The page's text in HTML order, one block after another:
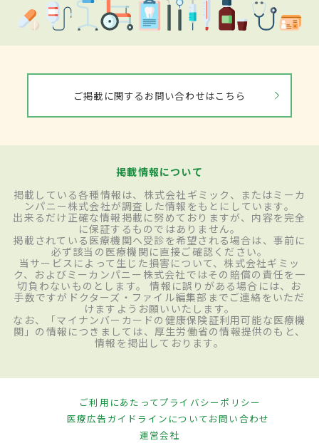
ご掲載に関するお問い合わせはこちら
掲載情報について
掲載している各種情報は、株式会社ギミック、またはミーカ
ンパニー株式会社が調査した情報をもとにしています。
出来るだけ正確な情報掲載に努めておりますが、内容を完全
に保証するものではありません。
掲載されている医療機関へ受診を希望される場合は、事前に
必ず該当の医療機関に直接ご確認ください。
当サービスによって生じた損害について、株式会社ギミッ
ク、およびミーカンパニー株式会社ではその賠償の責任を一
切負わないものとします。 情報に誤りがある場合には、お
手数ですがドクターズ・ファイル編集部までご連絡をいただ
けますようお願いいたします。
なお、「マイナンバーカードの健康保険証利用可能な医療機
関」の情報につきましては、厚生労働省の情報提供のもと、
情報を掲出しております。
ご利用にあたってプライバシーポリシー
医療広告ガイドラインについてお問い合わせ
運営会社